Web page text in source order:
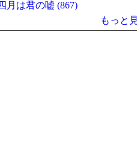
月は君の嘘 (867)
もっと